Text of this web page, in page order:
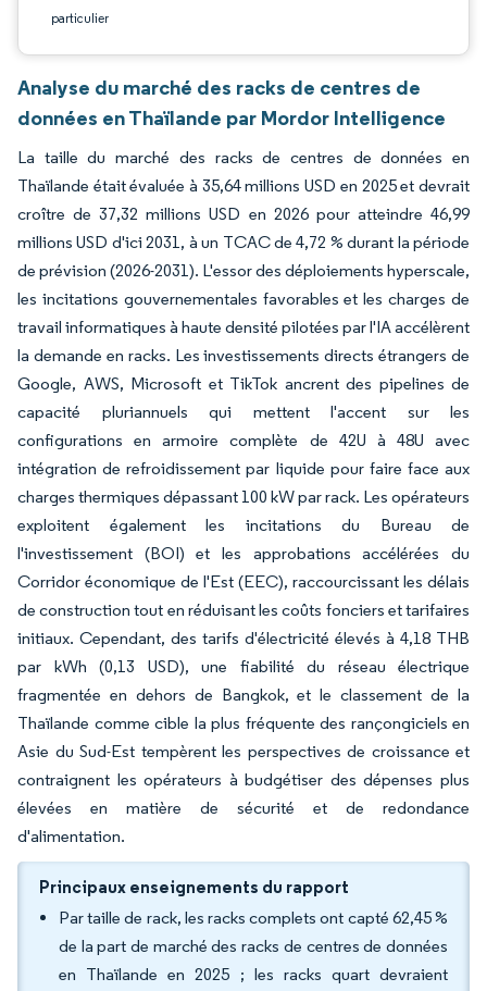
particulier
Analyse du marché des racks de centres de
données en Thaïlande par Mordor Intelligence
La taille du marché des racks de centres de données en
Thaïlande était évaluée à 35,64 millions USD en 2025 et devrait
croître de 37,32 millions USD en 2026 pour atteindre 46,99
millions USD d'ici 2031, à un TCAC de 4,72 % durant la période
de prévision (2026-2031). L'essor des déploiements hyperscale,
les incitations gouvernementales favorables et les charges de
travail informatiques à haute densité pilotées par l'IA accélèrent
la demande en racks. Les investissements directs étrangers de
Google, AWS, Microsoft et TikTok ancrent des pipelines de
capacité pluriannuels qui mettent l'accent sur les
configurations en armoire complète de 42U à 48U avec
intégration de refroidissement par liquide pour faire face aux
charges thermiques dépassant 100 kW par rack. Les opérateurs
exploitent également les incitations du Bureau de
l'investissement (BOI) et les approbations accélérées du
Corridor économique de l'Est (EEC), raccourcissant les délais
de construction tout en réduisant les coûts fonciers et tarifaires
initiaux. Cependant, des tarifs d'électricité élevés à 4,18 THB
par kWh (0,13 USD), une fiabilité du réseau électrique
fragmentée en dehors de Bangkok, et le classement de la
Thaïlande comme cible la plus fréquente des rançongiciels en
Asie du Sud-Est tempèrent les perspectives de croissance et
contraignent les opérateurs à budgétiser des dépenses plus
élevées en matière de sécurité et de redondance
d'alimentation.
Principaux enseignements du rapport
Par taille de rack, les racks complets ont capté 62,45 %
de la part de marché des racks de centres de données
en Thaïlande en 2025 ; les racks quart devraient